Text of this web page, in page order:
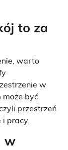
to za
warto
w
może być
przestrzeń
i pracy.
w